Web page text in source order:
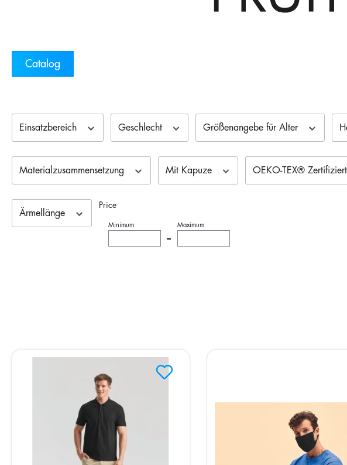
Catalog
Einsatzbereich Geschlecht Größenangebe für Alter
Materialzusammensetzung Mit Kapuze OEKO-TEX® Zertifiziert
Ärmellänge
Price
Minimum
–
Maximum